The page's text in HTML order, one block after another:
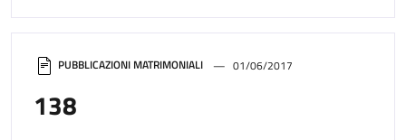
PUBBLICAZIONI MATRIMONIALI 01/06/2017
138